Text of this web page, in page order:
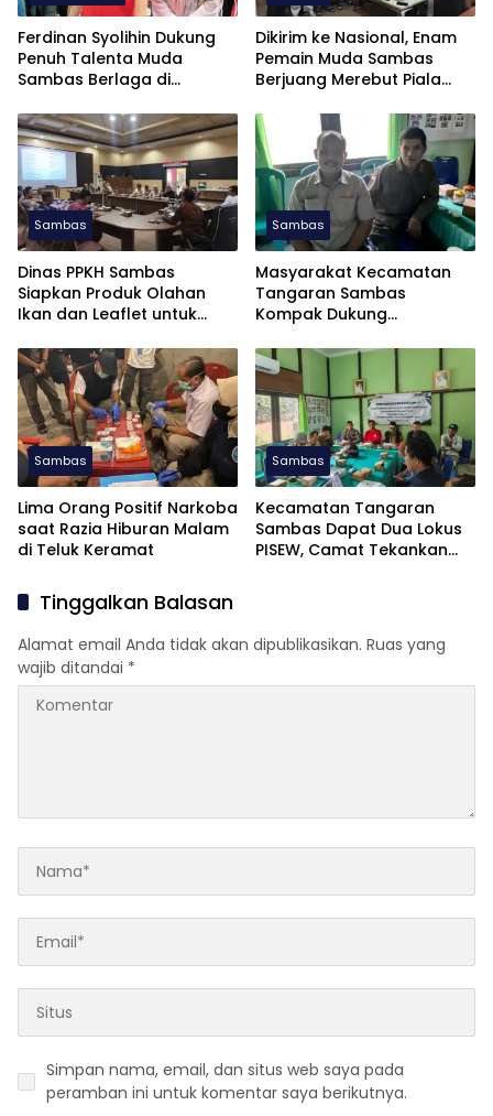
Ferdinan Syolihin Dukung
Penuh Talenta Muda
Sambas Berlaga di
Dikirim ke Nasional, Enam
Pemain Muda Sambas
Berjuang Merebut Piala
Jatim
Sambas
Dinas PPKH Sambas
Siapkan Produk Olahan
Ikan dan Leaflet untuk
Sambas
Masyarakat Kecamatan
Tangaran Sambas
Kompak Dukung
III untuk Perkuat Aspirasi
Perbatasan
Sambas
Lima Orang Positif Narkoba
saat Razia Hiburan Malam
di Teluk Keramat
Sambas
Kecamatan Tangaran
Sambas Dapat Dua Lokus
PISEW, Camat Tekankan
Tinggalkan Balasan
Alamat email Anda tidak akan dipublikasikan. Ruas yang
wajib ditandai *
Simpan nama, email, dan situs web saya pada
peramban ini untuk komentar saya berikutnya.